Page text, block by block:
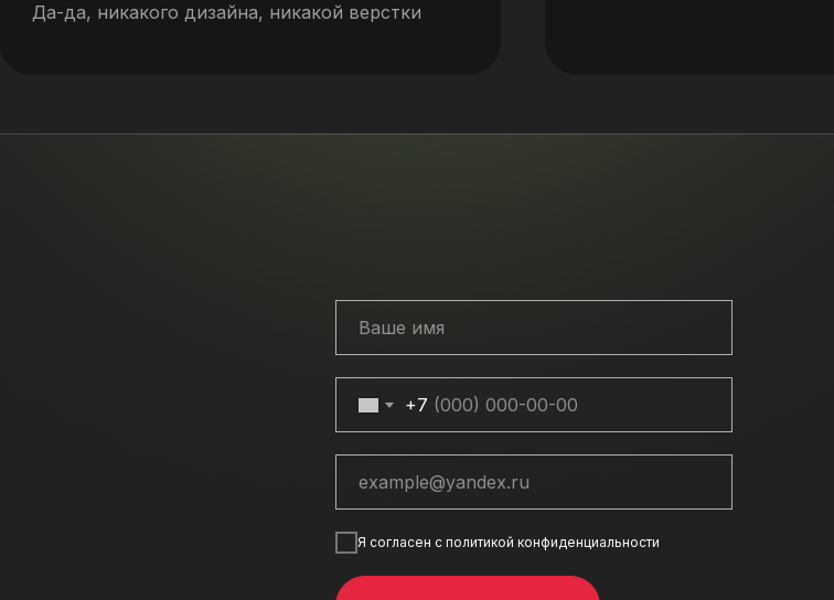
Да-да, никакого дизайна, никакой верстки
+7
Я согласен с политикой конфиденциальности